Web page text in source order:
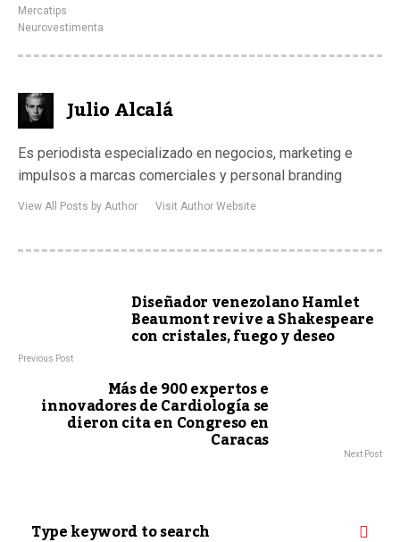
Mercatips
Neurovestimenta
Julio Alcalá
Es periodista especializado en negocios, marketing e
impulsos a marcas comerciales y personal branding
View All Posts by Author Visit Author Website
Diseñador venezolano Hamlet
Beaumont revive a Shakespeare
con cristales, fuego y deseo
Previous Post
Más de 900 expertos e
innovadores de Cardiología se
dieron cita en Congreso en
Caracas Next Post